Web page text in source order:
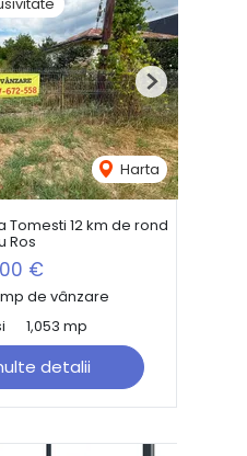
Harta
Next
Tomesti 12 km de rond
Ros
€
de vânzare
1,053 mp
detalii